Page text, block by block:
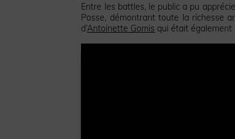
Entre les battles, le public a pu
Posse, démontrant toute la richesse
d’Antoinette Gomis qui était également